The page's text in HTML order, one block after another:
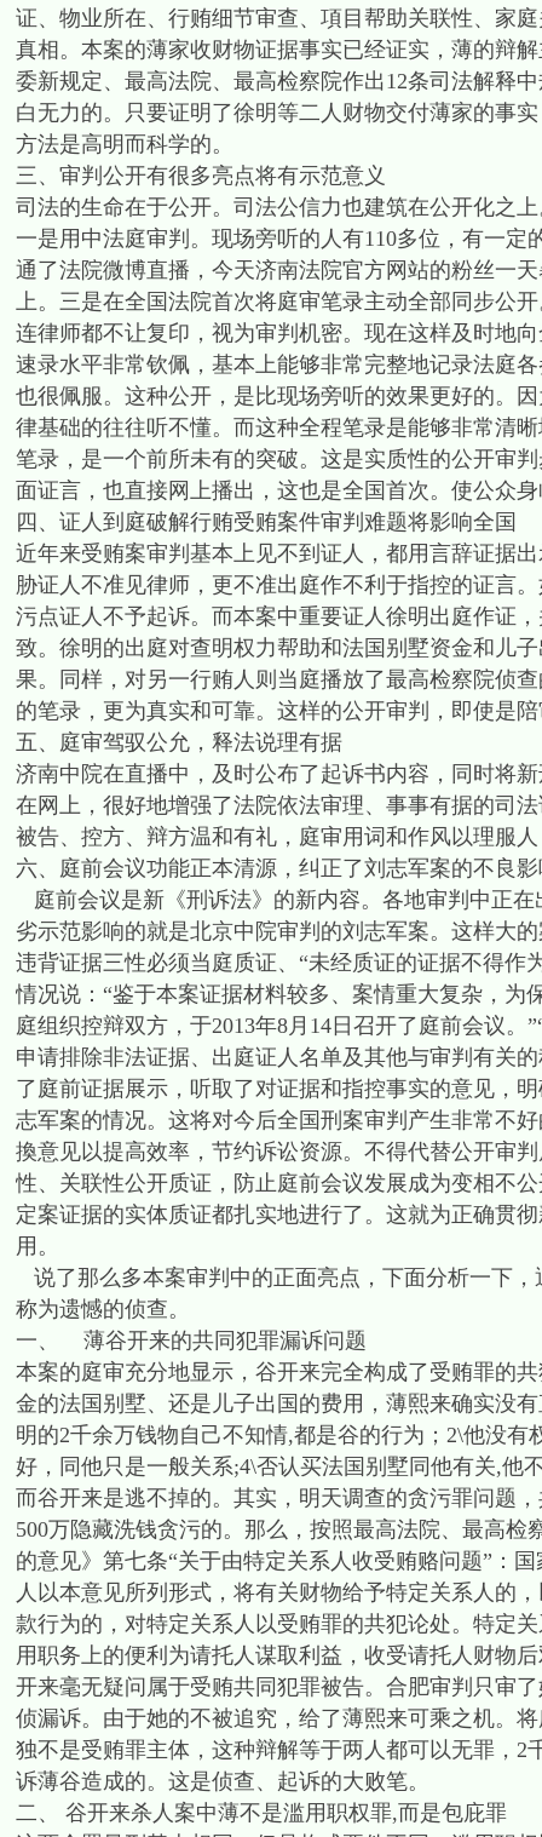
证、物业所在、行贿细节审查、項目帮助关联性、家
真相。本案的薄家收财物证据事实已经证实，薄的辩
委新规定、最高法院、最高检察院作出12条司法解释
白无力的。只要证明了徐明等二人财物交付薄家的事
方法是高明而科学的。
三、审判公开有很多亮点将有示范意义
司法的生命在于公开。司法公信力也建筑在公开化之
一是用中法庭审判。现场旁听的人有110多位，有一
通了法院微博直播，今天济南法院官方网站的粉丝一
上。三是在全国法院首次将庭审笔录主动全部同步公
连律师都不让复印，视为审判机密。现在这样及时地
速录水平非常钦佩，基本上能够非常完整地记录法庭
也很佩服。这种公开，是比现场旁听的效果更好的。
律基础的往往听不懂。而这种全程笔录是能够非常清
笔录，是一个前所未有的突破。这是实质性的公开审
面证言，也直接网上播出，这也是全国首次。使公众
四、证人到庭破解行贿受贿案件审判难题将影响全国
近年来受贿案审判基本上见不到证人，都用言辞证据
胁证人不准见律师，更不准出庭作不利于指控的证言
污点证人不予起诉。而本案中重要证人徐明出庭作证
致。徐明的出庭对查明权力帮助和法国别墅资金和儿
果。同样，对另一行贿人则当庭播放了最高检察院侦
的笔录，更为真实和可靠。这样的公开审判，即使是
五、庭审驾驭公允，释法说理有据
济南中院在直播中，及时公布了起诉书内容，同时将
在网上，很好地增强了法院依法审理、事事有据的司
被告、控方、辩方温和有礼，庭审用词和作风以理服
六、庭前会议功能正本清源，纠正了刘志军案的不良
庭前会议是新《刑诉法》的新内容。各地审判中正
劣示范影响的就是北京中院审判的刘志军案。这样大
违背证据三性必须当庭质证、“未经质证的证据不得
情况说：“鉴于本案证据材料较多、案情重大复杂，
庭组织控辩双方，于2013年8月14日召开了庭前会议
申请排除非法证据、出庭证人名单及其他与审判有关
了庭前证据展示，听取了对证据和指控事实的意见，
志军案的情况。这将对今后全国刑案审判产生非常不
換意见以提高效率，节约诉讼资源。不得代替公开审
性、关联性公开质证，防止庭前会议发展成为变相不
定案证据的实体质证都扎实地进行了。这就为正确贯
用。
说了那么多本案审判中的正面亮点，下面分析一下
称为遗憾的侦查。
一、 薄谷开来的共同犯罪漏诉问题
本案的庭审充分地显示，谷开来完全构成了受贿罪的
金的法国别墅、还是儿子出国的费用，薄熙来确实没
明的2千余万钱物自己不知情,都是谷的行为；2\他没
好，同他只是一般关系;4\否认买法国别墅同他有关,他
而谷开来是逃不掉的。其实，明天调查的贪污罪问题
500万隐藏洗钱贪污的。那么，按照最高法院、最高
的意见》第七条“关于由特定关系人收受贿赂问题”：
人以本意见所列形式，将有关财物给予特定关系人的
款行为的，对特定关系人以受贿罪的共犯论处。特定
用职务上的便利为请托人谋取利益，收受请托人财物
开来毫无疑问属于受贿共同犯罪被告。合肥审判只审
侦漏诉。由于她的不被追究，给了薄熙来可乘之机。
独不是受贿罪主体，这种辩解等于两人都可以无罪，
诉薄谷造成的。这是侦查、起诉的大败笔。
二、 谷开来杀人案中薄不是滥用职权罪,而是包庇罪